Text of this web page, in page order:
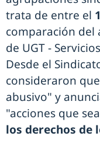
trata de entre el
comparación del
de UGT -
Desde el
consideraron
abusivo" y
"acciones que
los derechos de